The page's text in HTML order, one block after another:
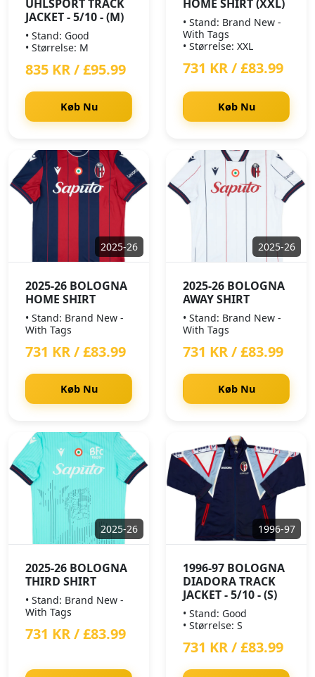
UHLSPORT TRACK
JACKET - 5/10 - (M)
• Stand: Good
• Størrelse: M
835 KR / £95.99
Køb Nu
HOME SHIRT (XXL)
• Stand: Brand New -
With Tags
• Størrelse: XXL
731 KR / £83.99
Køb Nu
2025-26
2025-26 BOLOGNA
HOME SHIRT
• Stand: Brand New -
With Tags
731 KR / £83.99
Køb Nu
2025-26
2025-26 BOLOGNA
AWAY SHIRT
• Stand: Brand New -
With Tags
731 KR / £83.99
Køb Nu
2025-26
2025-26 BOLOGNA
THIRD SHIRT
• Stand: Brand New -
With Tags
731 KR / £83.99
1996-97
1996-97 BOLOGNA
DIADORA TRACK
JACKET - 5/10 - (S)
• Stand: Good
• Størrelse: S
731 KR / £83.99